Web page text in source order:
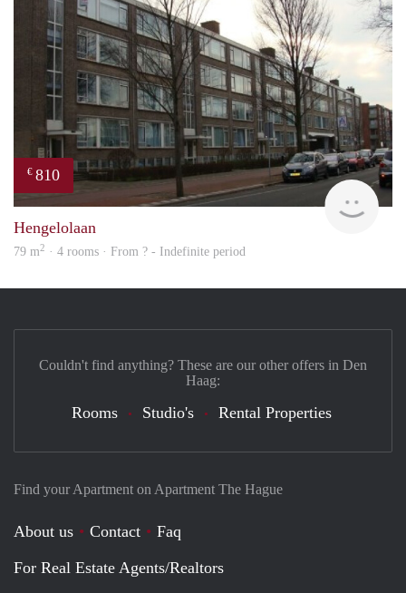
€ 810
Hengelolaan
79 m2 · 4 rooms · From ? - Indefinite period
Find your Apartment on Apartment The Hague
About us Contact
Faq
For Real Estate Agents/Realtors
Couldn't find anything? These are our other offers in Den
Haag:
Rooms Studio's Rental Properties